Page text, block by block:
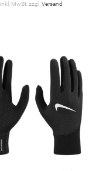
inkl. MwSt. zzgl.Versand